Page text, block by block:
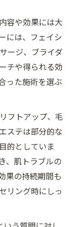
容や効果には大
には、フェイシ
ージ、ブライダ
チや得られる効
った施術を選ぶ
フトアップ、毛
ステは部分的な
的としていま
、肌トラブルの
果の持続期間も
リング時にしっ